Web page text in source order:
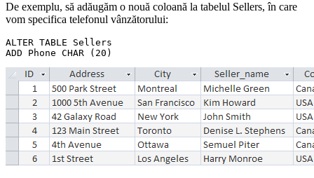
De exemplu, să adăugăm o nouă coloană la tabelul Sellers, în care
vom specifica telefonul vânzătorului:
ALTER TABLE Sellers